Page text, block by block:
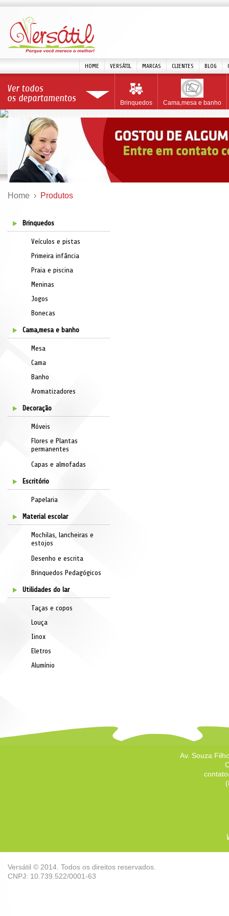
HOME VERSÁTIL MARCAS CLIENTES BLOG
Brinquedos Cama,mesa e banho
Home › Produtos
Brinquedos
Veículos e pistas
Primeira infância
Praia e piscina
Meninas
Jogos
Bonecas
Cama,mesa e banho
Mesa
Cama
Banho
Aromatizadores
Decoração
Móveis
Flores e Plantas
permanentes
Capas e almofadas
Escritório
Papelaria
Material escolar
Mochilas, lancheiras e
estojos
Desenho e escrita
Brinquedos Pedagógicos
Utilidades do lar
Taças e copos
Louça
Iinox
Eletros
Alumínio
Av. Souza
Versátil © 2014. Todos os direitos reservados.
CNPJ: 10.739.522/0001-63